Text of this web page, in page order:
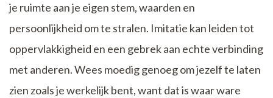
je ruimte aan je eigen stem, waarden en
persoonlijkheid om te stralen. Imitatie kan leiden tot
oppervlakkigheid en een gebrek aan echte verbinding
met anderen. Wees moedig genoeg om jezelf te laten
zien zoals je werkelijk bent, want dat is waar ware